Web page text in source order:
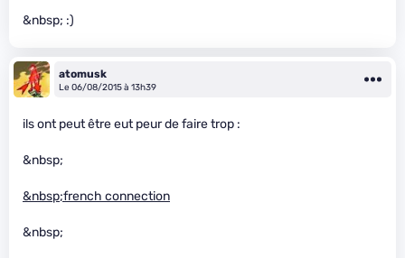
&nbsp; :)
atomusk
Le 06/08/2015 à 13h39
ils ont peut être eut peur de faire trop :
&nbsp;
&nbsp;french connection
&nbsp;